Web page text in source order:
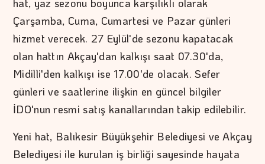
hat, yaz sezonu boyunca karşılıklı olarak
Çarşamba, Cuma, Cumartesi ve Pazar günleri
hizmet verecek. 27 Eylül'de sezonu kapatacak
olan hattın Akçay'dan kalkışı saat 07.30'da,
Midilli'den kalkışı ise 17.00'de olacak. Sefer
günleri ve saatlerine ilişkin en güncel bilgiler
İDO'nun resmi satış kanallarından takip edilebilir.
Yeni hat, Balıkesir Büyükşehir Belediyesi ve Akçay
Belediyesi ile kurulan iş birliği sayesinde hayata